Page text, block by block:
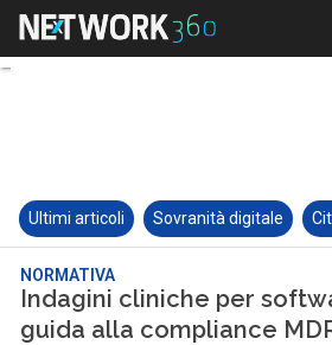
Ultimi articoli Sovranità digitale
NORMATIVA
Indagini cliniche per
guida alla compliance